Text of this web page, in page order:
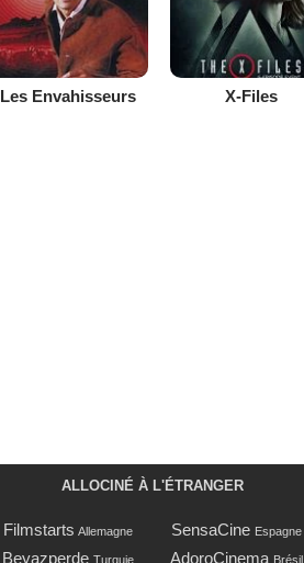
Les Envahisseurs X-Files
ALLOCINÉ À L'ÉTRANGER
Filmstarts Allemagne SensaCine Espagne
Beyazperde Turquie AdoroCinema Brésil